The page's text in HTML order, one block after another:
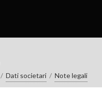
/ Dati societari / Note legali